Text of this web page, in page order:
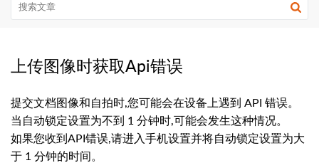
上传图像时获取Api错误
提交文档图像和自拍时,您可能会在设备上遇到 API 错误。
当自动锁定设置为不到 1 分钟时,可能会发生这种情况。
如果您收到API错误,请进入手机设置并将自动锁定设置为大
于 1 分钟的时间。